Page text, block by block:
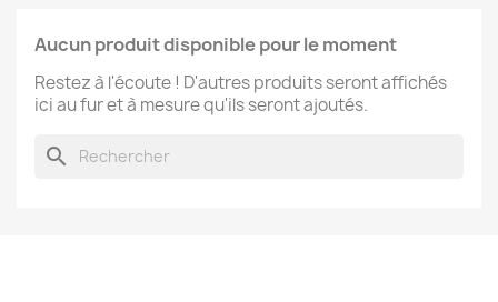
Aucun produit disponible pour le moment
Restez à l'écoute ! D'autres produits seront affichés
ici au fur et à mesure qu'ils seront ajoutés.
search